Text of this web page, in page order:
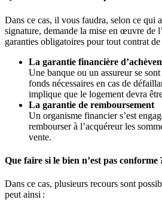
Dans ce cas, il vous faudra, selon ce qui
signature, demande la mise en œuvre de
garanties obligatoires pour tout contrat de
La garantie financière
Une banque ou un assureur se
fonds nécessaires en cas de
implique que le logement devra
La garantie de remboursement
Un organisme financier s’est
rembourser à l’acquéreur les
vente.
Que faire si le bien n’est pas conforme
Dans ce cas, plusieurs recours sont
peut ainsi :